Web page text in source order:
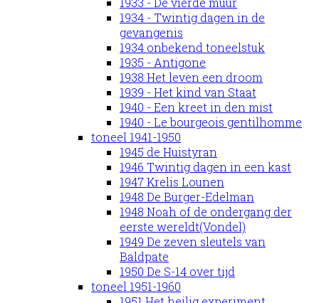
1934 - Twintig dagen in de
gevangenis
1934 onbekend toneelstuk
1935 - Antigone
1938 Het leven een droom
1939 - Het kind van Staat
1940 - Een kreet in den mist
1940 - Le bourgeois gentilhomme
toneel 1941-1950
1945 de Huistyran
1946 Twintig dagen in een kast
1947 Krelis Lounen
1948 De Burger-Edelman
1948 Noah of de ondergang der
eerste wereldt(Vondel)
1949 De zeven sleutels van
Baldpate
1950 De S-14 over tijd
toneel 1951-1960